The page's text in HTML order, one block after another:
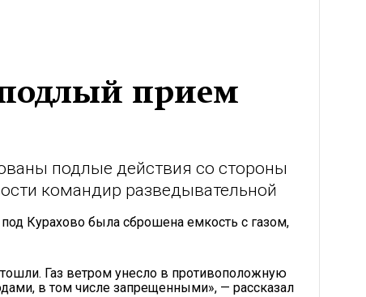
подлый прием
подлые действия со стороны
командир разведывательной
Курахово была сброшена емкость с газом,
Газ ветром унесло в противоположную
в том числе запрещенными», — рассказал